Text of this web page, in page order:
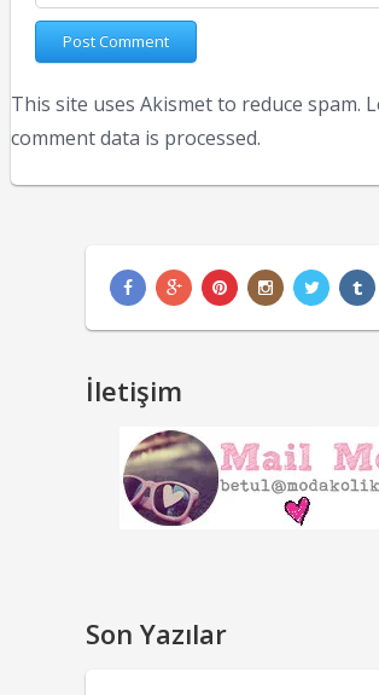
This site uses Akismet to reduce spam.
comment data is processed.
İletişim
Son Yazılar